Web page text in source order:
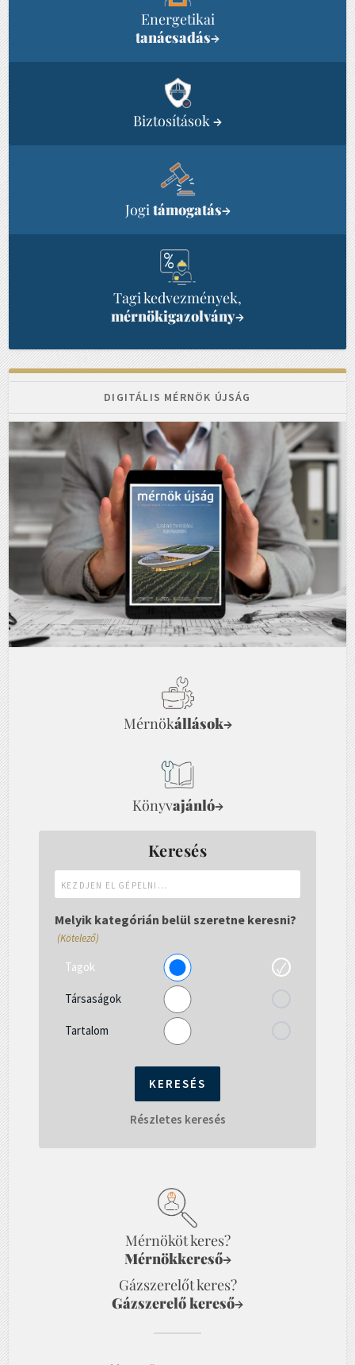
Energetikai
tanácsadás→
Biztosítások→
Jogi támogatás→
Tagi kedvezmények,
mérnökigazolvány→
DIGITÁLIS MÉRNÖK ÚJSÁG
Mérnökállások→
Könyvajánló→
Keresés
el
gépelni...
Melyik kategórián belül szeretne keresni?
(Kötelező)
Tagok
Társaságok
Tartalom
Részletes keresés
Mérnököt keres?
Mérnökkereső→
Gázszerelőt keres?
Gázszerelő kereső→